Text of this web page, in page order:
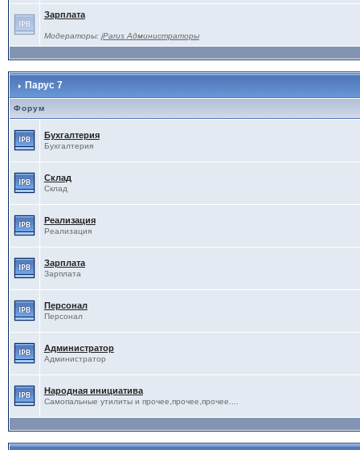
Зарплата
Модераторы: jParus Администраторы
Парус 7
Форум
Бухгалтерия
Бухгалтерия
Склад
Склад
Реализация
Реализация
Зарплата
Зарплата
Персонал
Персонал
Администратор
Администратор
Народная инициатива
Самопальные утилиты и прочее,прочее,прочее....